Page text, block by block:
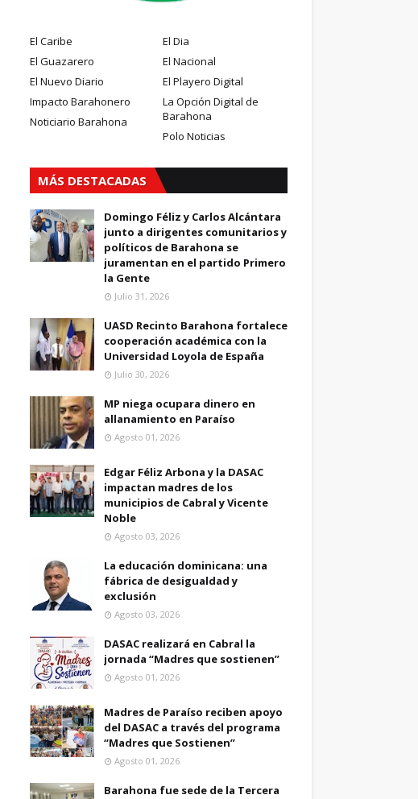
El Caribe
El Dia
El Guazarero
El Nacional
El Nuevo Diario
El Playero Digital
Impacto Barahonero
La Opción Digital de
Barahona
Noticiario Barahona
Polo Noticias
MÁS DESTACADAS
Domingo Féliz y Carlos Alcántara
junto a dirigentes comunitarios y
políticos de Barahona se
juramentan en el partido Primero
la Gente
Julio 31, 2026
UASD Recinto Barahona fortalece
cooperación académica con la
Universidad Loyola de España
Julio 30, 2026
MP niega ocupara dinero en
allanamiento en Paraíso
Agosto 01, 2026
Edgar Féliz Arbona y la DASAC
impactan madres de los
municipios de Cabral y Vicente
Noble
Agosto 03, 2026
La educación dominicana: una
fábrica de desigualdad y
exclusión
Agosto 03, 2026
DASAC realizará en Cabral la
jornada “Madres que sostienen”
Agosto 01, 2026
Madres de Paraíso reciben apoyo
del DASAC a través del programa
“Madres que Sostienen”
Agosto 01, 2026
Barahona fue sede de la Tercera